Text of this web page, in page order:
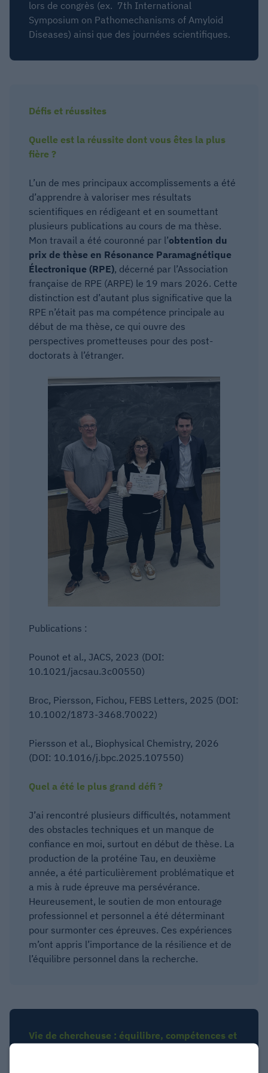
lors de congrès (ex. 7th International
Symposium on Pathomechanisms of Amyloid
Diseases) ainsi que des journées scientifiques.
Défis et réussites
Quelle est la réussite dont vous êtes la plus
fière ?
L’un de mes principaux accomplissements a été
d’apprendre à valoriser mes résultats
scientifiques en rédigeant et en soumettant
plusieurs publications au cours de ma thèse.
Mon travail a été couronné par l’obtention du
prix de thèse en Résonance Paramagnétique
Électronique (RPE), décerné par l’Association
française de RPE (ARPE) le 19 mars 2026. Cette
distinction est d’autant plus significative que la
RPE n’était pas ma compétence principale au
début de ma thèse, ce qui ouvre des
perspectives prometteuses pour des post-
doctorats à l’étranger.
Publications :
Pounot et al., JACS, 2023 (DOI:
10.1021/jacsau.3c00550)
Broc, Piersson, Fichou, FEBS Letters, 2025 (DOI:
10.1002/1873-3468.70022)
Piersson et al., Biophysical Chemistry, 2026
(DOI: 10.1016/j.bpc.2025.107550)
Quel a été le plus grand défi ?
J’ai rencontré plusieurs difficultés, notamment
des obstacles techniques et un manque de
confiance en moi, surtout en début de thèse. La
production de la protéine Tau, en deuxième
année, a été particulièrement problématique et
a mis à rude épreuve ma persévérance.
Heureusement, le soutien de mon entourage
professionnel et personnel a été déterminant
pour surmonter ces épreuves. Ces expériences
m’ont appris l’importance de la résilience et de
l’équilibre personnel dans la recherche.
Vie de chercheuse : équilibre, compétences et